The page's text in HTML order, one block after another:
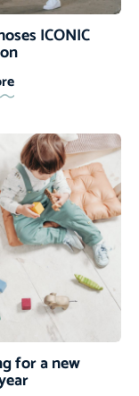
ICONIC
for a new